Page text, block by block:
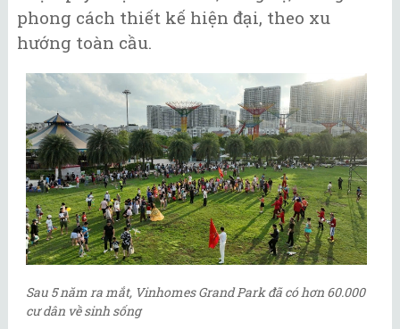
phong cách thiết kế hiện đại, theo xu
hướng toàn cầu.
Sau 5 năm ra mắt, Vinhomes Grand Park đã có hơn 60.000
cư dân về sinh sống